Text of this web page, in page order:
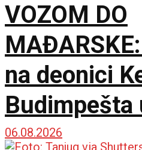
VOZOM DO
na deonici
Budimpešta
jeku, na
06.08.2026